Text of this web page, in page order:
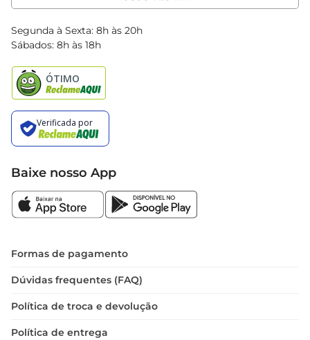
Clube Bretas
Blog Bretas
Black Friday
Segunda à Sexta: 8h às 20h
Sábados: 8h às 18h
Baixe nosso App
Formas de pagamento
Dúvidas frequentes (FAQ)
Política de troca e devolução
Política de entrega